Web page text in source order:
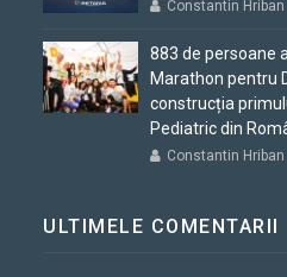
Constantin Hriban
883 de persoane
Marathon pentru
construcția
Pediatric din
Constantin Hriban
ULTIMELE COMENTARII